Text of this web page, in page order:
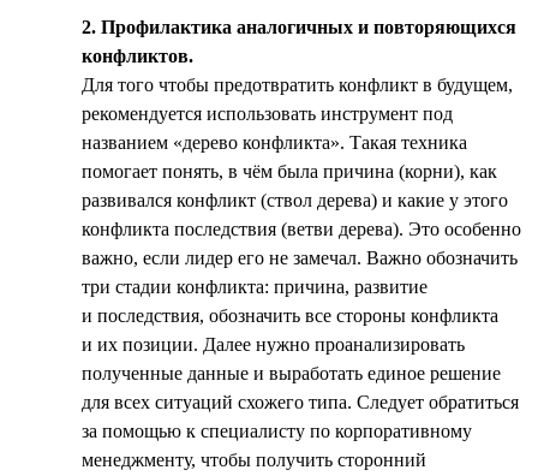
2. Профилактика аналогичных и повторяющихся
конфликтов.
Для того чтобы предотвратить конфликт в будущем,
рекомендуется использовать инструмент под
названием «дерево конфликта». Такая техника
помогает понять, в чём была причина (корни), как
развивался конфликт (ствол дерева) и какие у этого
конфликта последствия (ветви дерева). Это особенно
важно, если лидер его не замечал. Важно обозначить
три стадии конфликта: причина, развитие
и последствия, обозначить все стороны конфликта
и их позиции. Далее нужно проанализировать
полученные данные и выработать единое решение
для всех ситуаций схожего типа. Следует обратиться
за помощью к специалисту по корпоративному
менеджменту, чтобы получить сторонний